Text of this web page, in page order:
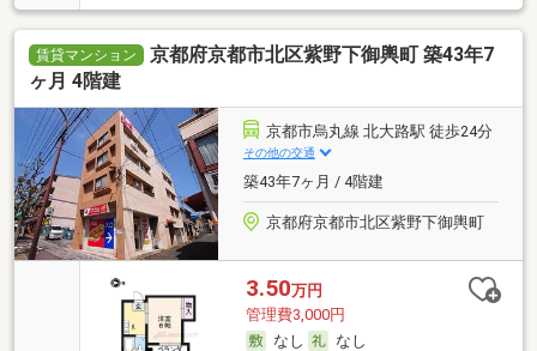
賃貸マンション
京都府京都市北区紫野下御輿町 築43年7
ヶ月 4階建
京都市烏丸線 北大路駅 徒歩24分
その他の交通
築43年7ヶ月 / 4階建
京都府京都市北区紫野下御輿町
3.50万円
管理費3,000円
なし
なし